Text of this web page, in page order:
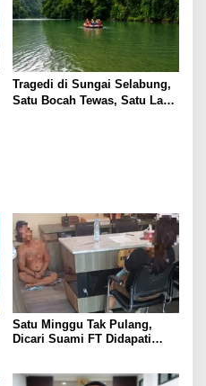
Tragedi di Sungai Selabung,
Satu Bocah Tewas, Satu Lagi
Satu Minggu Tak Pulang,
Dicari Suami FT Didapati